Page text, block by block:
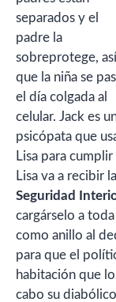
separados y el
padre la
sobreprotege, así
que la niña se
el día colgada al
celular. Jack es
psicópata que
Lisa para
Lisa va a recibir
Seguridad
cargárselo a
como anillo al
para que el
habitación que
cabo su